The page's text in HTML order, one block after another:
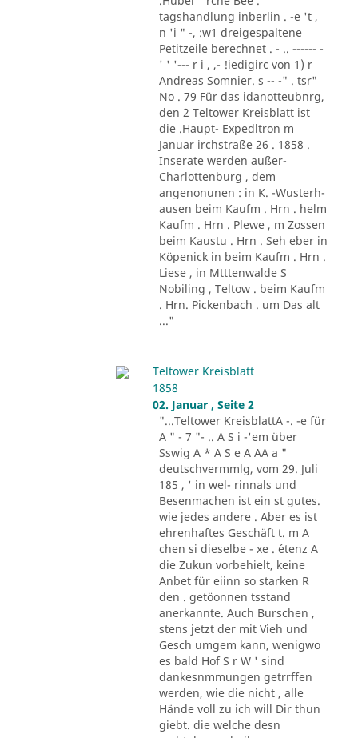
tagshandlung inberlin . -e 't ,
n 'i " -, :w1 dreigespaltene
Petitzeile berechnet . - .. ------ -
' ' '--- r i , ,- !iedigirc von 1) r
Andreas Somnier. s -- -" . tsr"
No . 79 Für das idanotteubnrg,
den 2 Teltower Kreisblatt ist
die .Haupt- Expedltron m
Januar irchstraße 26 . 1858 .
Inserate werden außer-
Charlottenburg , dem
angenonunen : in K. -Wusterh-
ausen beim Kaufm . Hrn . helm
Kaufm . Hrn . Plewe , m Zossen
beim Kaustu . Hrn . Seh eber in
Köpenick in beim Kaufm . Hrn .
Liese , in Mtttenwalde S
Nobiling , Teltow . beim Kaufm
. Hrn. Pickenbach . um Das alt
..."
Teltower Kreisblatt
1858
02. Januar , Seite 2
"...Teltower KreisblattA -. -e für
A " - 7 "- .. A S i -'em über
Sswig A * A S e A AA a "
deutschvermmlg, vom 29. Juli
185 , ' in wel- rinnals und
Besenmachen ist ein st gutes.
wie jedes andere . Aber es ist
ehrenhaftes Geschäft t. m A
chen si dieselbe - xe . ´etenz A
die Zukun vorbehielt, keine
Anbet für eiinn so starken R
den . getöonnen tsstand
anerkannte. Auch Burschen ,
stens jetzt der mit Vieh und
Gesch umgem kann, wenigwo
es bald Hof S r W ' sind
dankesnmmungen getrrffen
werden, wie die nicht , alle
Hände voll zu ich will Dir thun
giebt. die welche desn